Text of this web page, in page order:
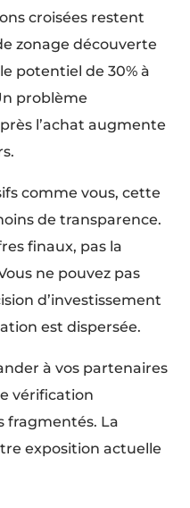
croisées restent
zonage découverte
potentiel de 30% à
problème
l’achat augmente
comme vous, cette
de transparence.
finaux, pas la
ne pouvez pas
d’investissement
est dispersée.
à vos partenaires
vérification
fragmentés. La
exposition actuelle